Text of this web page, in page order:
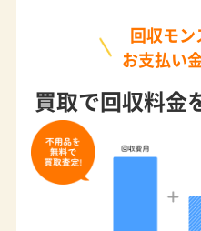
回収モン
お支払い
買取で回収料金